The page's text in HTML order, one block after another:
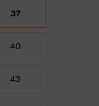
37
40
43